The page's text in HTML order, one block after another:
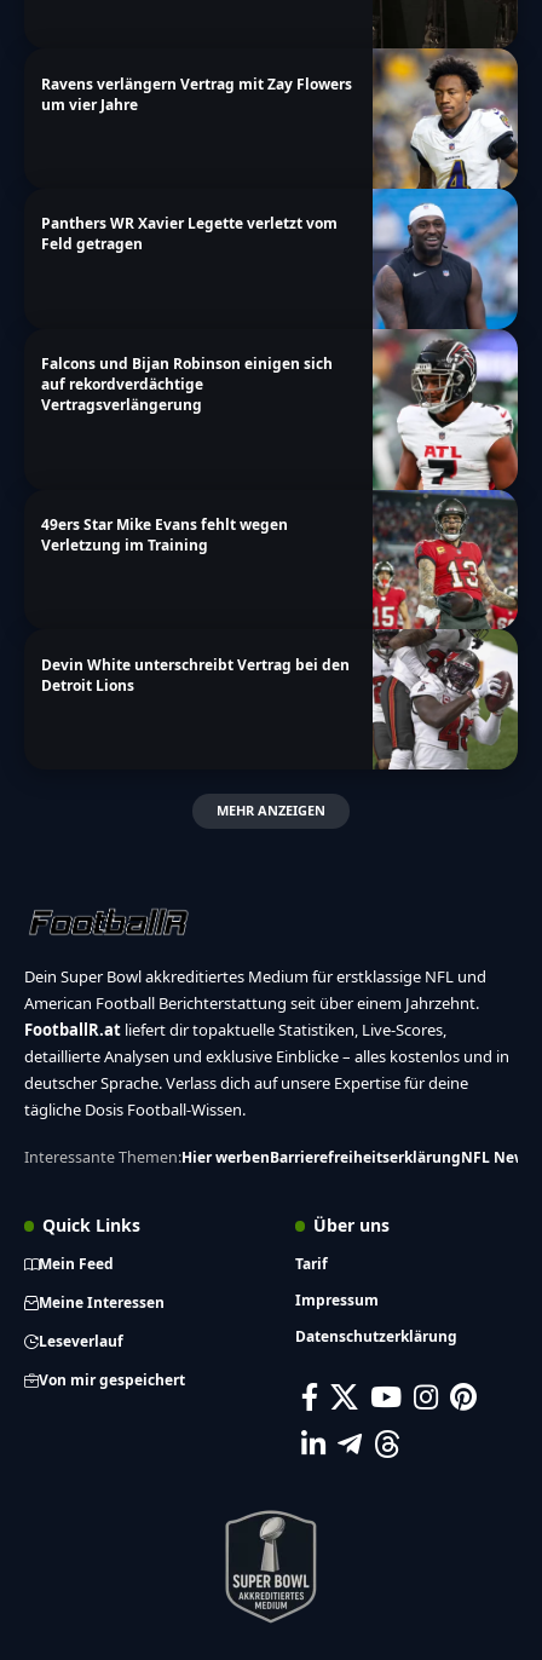
Ravens verlängern Vertrag mit Zay Flowers
um vier Jahre
Panthers WR Xavier Legette verletzt vom
Feld getragen
Falcons und Bijan Robinson einigen sich
auf rekordverdächtige
Vertragsverlängerung
49ers Star Mike Evans fehlt wegen
Verletzung im Training
Devin White unterschreibt Vertrag bei den
Detroit Lions
MEHR ANZEIGEN
Dein Super Bowl akkreditiertes Medium für erstklassige NFL und
American Football Berichterstattung seit über einem Jahrzehnt.
FootballR.at liefert dir topaktuelle Statistiken, Live-Scores,
detaillierte Analysen und exklusive Einblicke – alles kostenlos und in
deutscher Sprache. Verlass dich auf unsere Expertise für deine
tägliche Dosis Football-Wissen.
Interessante Themen:Hier werbenBarrierefreiheitserklärungNFL News
Quick Links
Mein Feed
Meine Interessen
Leseverlauf
Von mir gespeichert
Über uns
Tarif
Impressum
Datenschutzerklärung